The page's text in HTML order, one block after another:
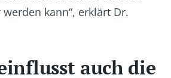
kann“, erklärt Dr.
auch die